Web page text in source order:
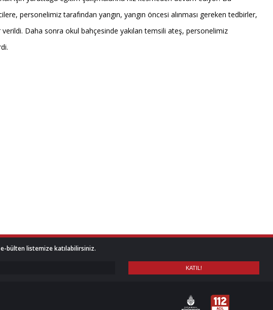
personelimiz tarafından yangın, yangın öncesi alınması gereken tedbirler,
verildi. Daha sonra okul bahçesinde yakılan temsili ateş, personelimiz
bülten listemize katılabilirsiniz.